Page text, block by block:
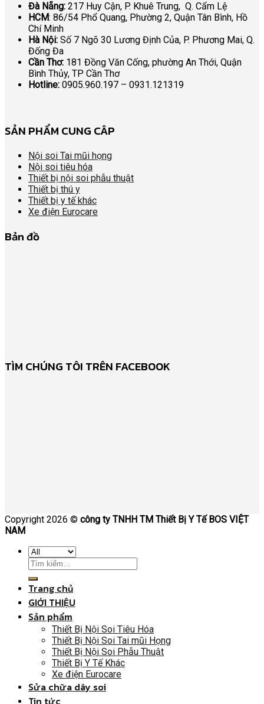
Đà Nẵng: 217 Huy Cận, P. Khuê Trung, Q. Cẩm Lệ
HCM: 86/54 Phổ Quang, Phường 2, Quận Tân Bình, Hồ
Chí Minh
Hà Nội: Số 7 Ngõ 30 Lương Định Của, P. Phương Mai, Q.
Đống Đa
Cần Thơ: 181 Đồng Văn Cống, phường An Thới, Quận
Bình Thủy, TP Cần Thơ
Hotline: 0905.960.197 – 0931.121319
SẢN PHẨM CUNG CÂP
Nội soi Tai mũi họng
Nội soi tiêu hóa
Thiết bị nội soi phẫu thuật
Thiết bị thú y
Thiết bị y tế khác
Xe điện Eurocare
Bản đồ
TÌM CHÚNG TÔI TRÊN FACEBOOK
Copyright 2026 © công ty TNHH TM Thiết Bị Y Tế BOS VIỆT
NAM
Trang chủ
GIỚI THIỆU
Sản phẩm
Thiết Bị Nội Soi Tiêu Hóa
Thiết Bị Nội Soi Tai mũi Họng
Thiết Bị Nội Soi Phẫu Thuật
Thiết Bị Y Tế Khác
Xe điện Eurocare
Sửa chữa dây soi